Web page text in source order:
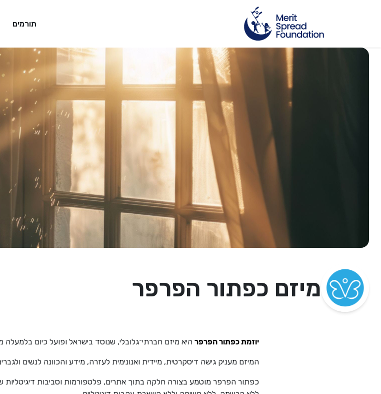
תורמים
מיזם כפתור הפרפר
יוזמת כפתור הפרפר היא מיזם חברתי־גלובלי, שנוסד בישראל ופועל כיום בלמעלה מ־155 מדינות ברחבי
המיזם מעניק גישה דיסקרטית, מיידית ואנונימית לעזרה, מידע והכוונה לנשים
כפתור הפרפר מוטמע בצורה חלקה בתוך אתרים, פלטפורמות וסביבות